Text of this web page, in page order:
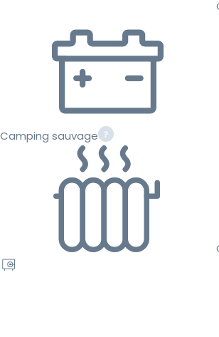
Camping sauvage